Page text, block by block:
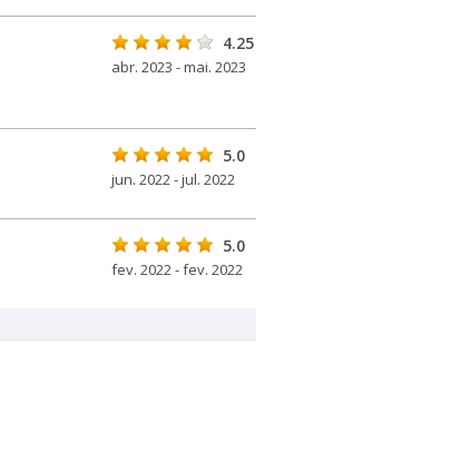
4.25
abr. 2023 - mai. 2023
5.0
jun. 2022 - jul. 2022
5.0
fev. 2022 - fev. 2022